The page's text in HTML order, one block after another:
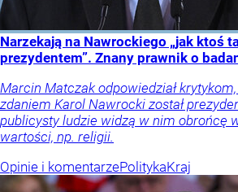
Narzekają na Nawrockiego „jak ktoś
prezydentem”. Znany prawnik o
Marcin Matczak odpowiedział
zdaniem Karol Nawrocki został
publicysty ludzie widzą w nim obrońcę
wartości, np. religii.
Opinie i komentarzePolitykaKraj